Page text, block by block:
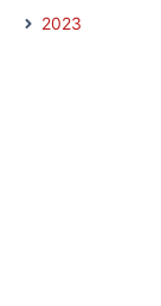
2023